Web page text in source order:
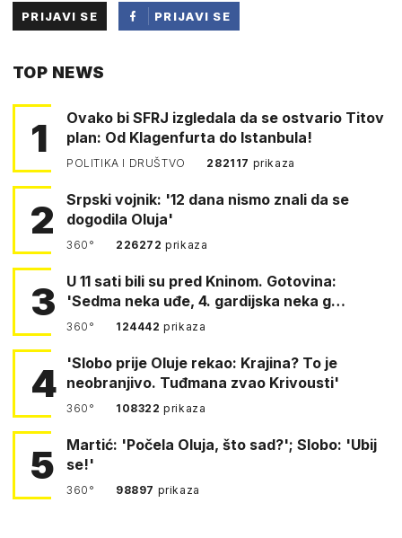
PRIJAVI SE
PRIJAVI SE
TOP NEWS
1
Ovako bi SFRJ izgledala da se ostvario Titov
plan: Od Klagenfurta do Istanbula!
POLITIKA I DRUŠTVO 282117 prikaza
2
Srpski vojnik: '12 dana nismo znali da se
dogodila Oluja'
360° 226272prikaza
3
U 11 sati bili su pred Kninom. Gotovina:
'Sedma neka uđe, 4. gardijska neka g…
360° 124442prikaza
4
'Slobo prije Oluje rekao: Krajina? To je
neobranjivo. Tuđmana zvao Krivousti'
360° 108322prikaza
5
Martić: 'Počela Oluja, što sad?'; Slobo: 'Ubij
se!'
360° 98897 prikaza